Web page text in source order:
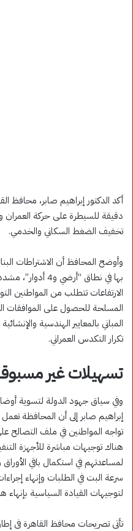
​أكد الدكتور إبراهيم صابر، محافظ
دقيقة للسيطرة على حركة العمران
تخفيف الضغط السكاني والخدمي.
وأوضح المحافظ أن الاشتراطات
بها في نطاق
الارتفاعات تتطلب من المواطنين
المسلحة للحصول على الموافقات
المباني بالمعايير الهندسية
تكرار التكدس العمراني.
​تسهيلات غير
​وفي سياق جهود الدولة لتسوية أوضاع
إبراهيم صابر إلى أن المحافظة
تواجه المواطنين في ملف التصالح
هناك توجيهات مباشرة للأجهزة
لمساعدتهم في استكمال باقي
سرعة البت في الطلبات وإنهاء
لتوجيهات القيادة السياسية
​تأتى تصريحات محافظ القاهرة فى